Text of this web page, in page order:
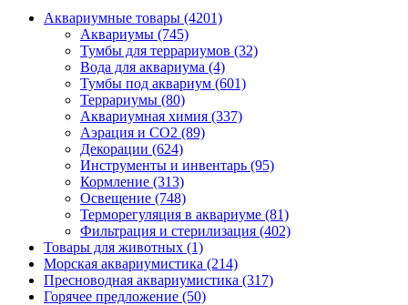
Аквариумные товары (4201)
Аквариумы (745)
Тумбы для террариумов (32)
Вода для аквариума (4)
Тумбы под аквариум (601)
Террариумы (80)
Аквариумная химия (337)
Аэрация и CO2 (89)
Декорации (624)
Инструменты и инвентарь (95)
Кормление (313)
Освещение (748)
Терморегуляция в аквариуме (81)
Фильтрация и стерилизация (402)
Товары для животных (1)
Морская аквариумистика (214)
Пресноводная аквариумистика (317)
Горячее предложение (50)